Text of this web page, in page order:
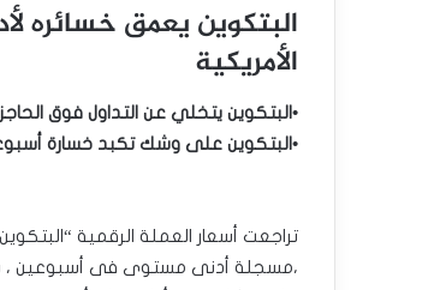
البتكوين يعمق خسائره
الأمريكية
•البتكوين يتخلي عن التداول فوق الحاجز التاريخي
•البتكوين على وشك تكبد خسارة
تراجعت أسعار العملة الرقمية